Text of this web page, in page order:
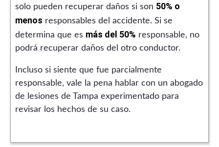
solo pueden recuperar daños si son 50% o
menos responsables del accidente. Si se
determina que es más del 50% responsable, no
podrá recuperar daños del otro conductor.
Incluso si siente que fue parcialmente
responsable, vale la pena hablar con un abogado
de lesiones de Tampa experimentado para
revisar los hechos de su caso.